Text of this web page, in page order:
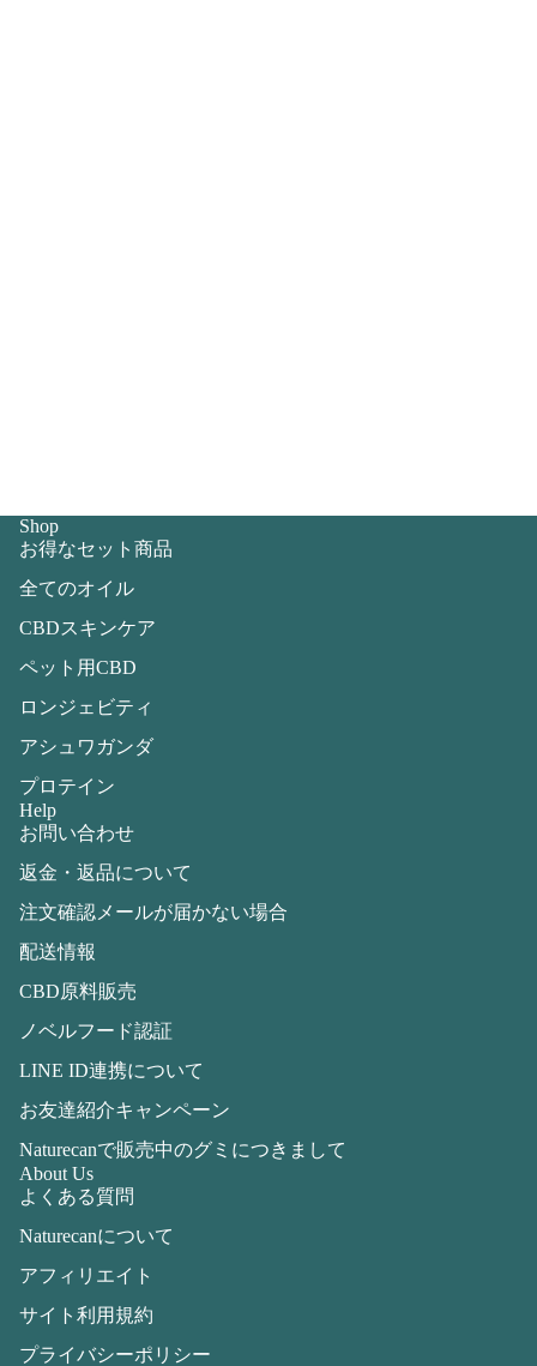
Shop
お得なセット商品
全てのオイル
CBDスキンケア
ペット用CBD
ロンジェビティ
アシュワガンダ
プロテイン
Help
お問い合わせ
返金・返品について
注文確認メールが届かない場合
配送情報
CBD原料販売
ノベルフード認証
LINE ID連携について
お友達紹介キャンペーン
Naturecanで販売中のグミにつきまして
About Us
よくある質問
Naturecanについて
アフィリエイト
サイト利用規約
プライバシーポリシー